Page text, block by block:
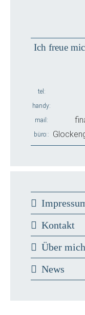
Ich freue
tel
handy
mail
büro:
Kontakt
Über mich
News